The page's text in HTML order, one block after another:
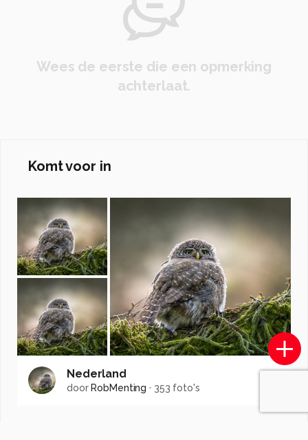
Wees de eerste die een opmerking
achterlaat.
Komt voor in
Nederland
doorRobMenting · 353 foto's